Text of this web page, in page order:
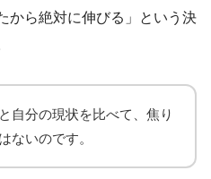
から絶対に伸びる」という決
自分の現状を比べて、焦り
ないのです。